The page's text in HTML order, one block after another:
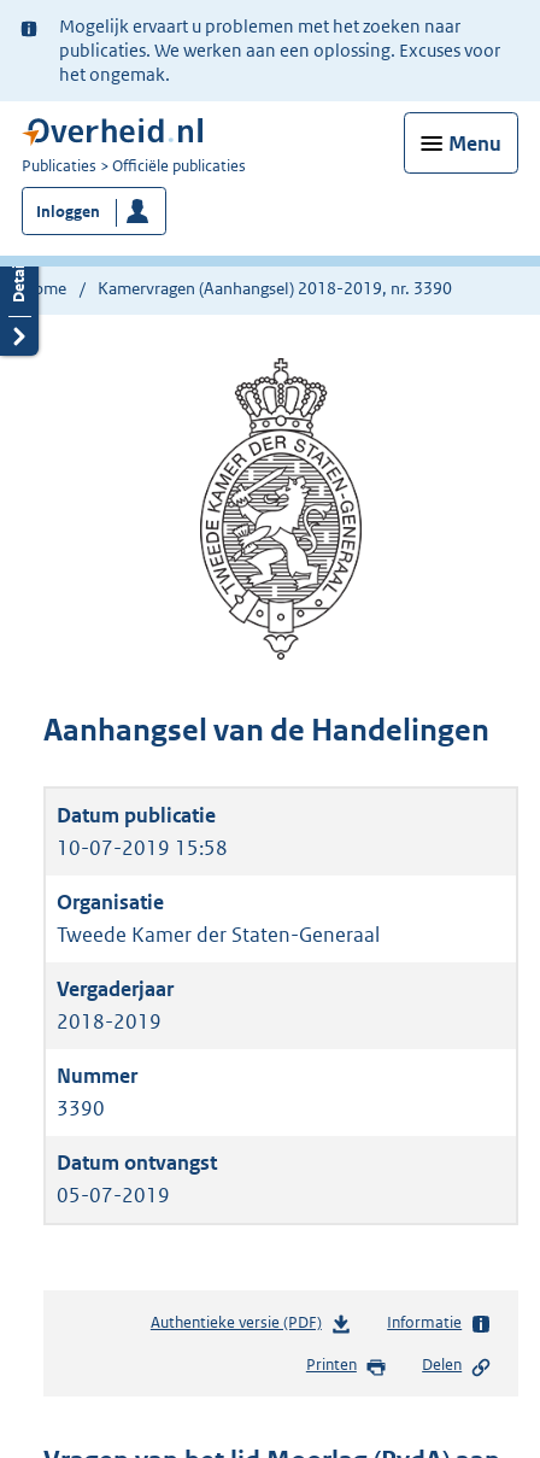
Ter
informatie:
Mogelijk ervaart u problemen met het zoeken naar
publicaties. We werken aan een oplossing. Excuses voor
het ongemak.
Menu
U
bent
nu
hier:
Publicaties Officiële publicaties
Inloggen
Home Kamervragen (Aanhangsel) 2018-2019, nr. 3390
Aanhangsel van de Handelingen
10-07-2019 15:58
Tweede Kamer der Staten-Generaal
2018-2019
3390
05-07-2019
Authentieke versie (PDF)b
s
Informatie
Printen Delen